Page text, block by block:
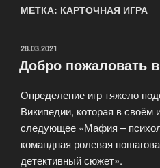
МЕТКА: КАРТОЧНАЯ ИГРА
ОПУБЛИКОВАНО
28.03.2021
Добро пожаловать
Определение игр тяжело
Википедии, которая в своём
следующее «Мафия –
командная ролевая
детективный сюжет».